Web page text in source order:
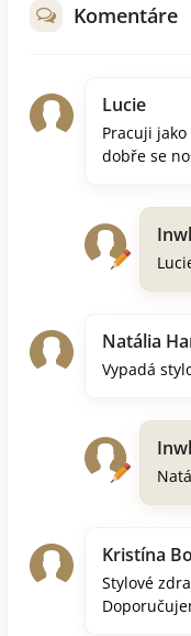
Komentáre
Lucie
Pracuji
dobře se
Natália
Vypadá
Kristína
Stylové